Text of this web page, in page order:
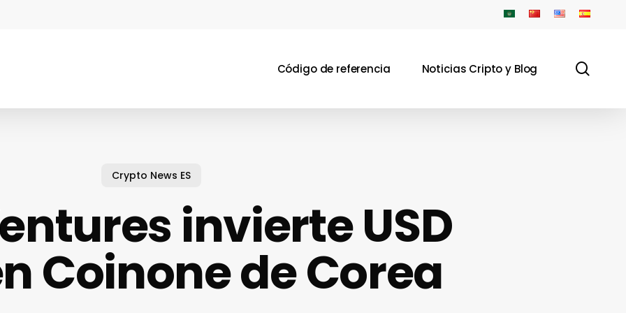
Código de referencia Noticias Cripto y Blog
Crypto News ES
invierte USD
Coinone de Corea